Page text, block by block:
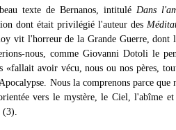
texte de Bernanos, intitulé Dans
dont était privilégié l'auteur des
vit l'horreur de la Grande Guerre,
nous, comme Giovanni Dotoli le
«fallait avoir vécu, nous ou nos pères,
Nous la comprenons parce que
vers le mystère, le Ciel, l'abîme